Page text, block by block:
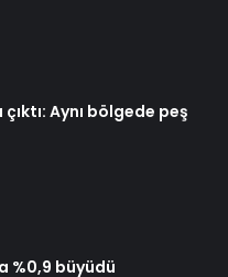
Aynı bölgede peş
%0,9 büyüdü